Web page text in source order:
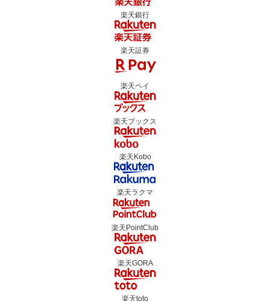
楽天銀行
楽天証券
楽天ペイ
楽天ブックス
楽天Kobo
楽天ラクマ
楽天PointClub
楽天GORA
楽天toto